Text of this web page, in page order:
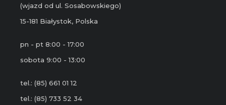
(wjazd od ul. Sosabowskiego)
15-181 Białystok, Polska
pn - pt 8:00 - 17:00
sobota 9:00 - 13:00
tel.: (85) 661 01 12
tel.: (85) 733 52 34